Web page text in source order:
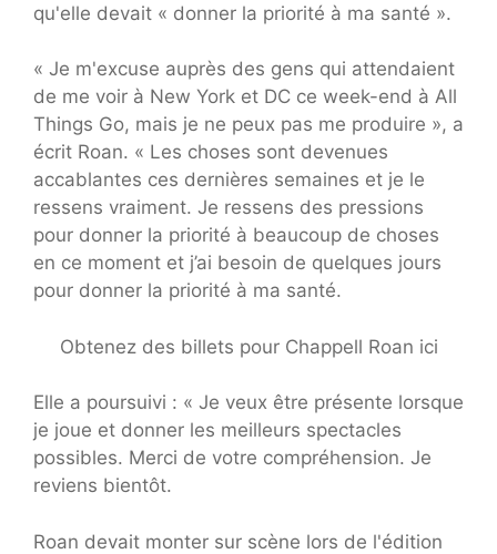
qu'elle devait « donner la priorité à ma santé ».
« Je m'excuse auprès des gens qui attendaient
de me voir à New York et DC ce week-end à All
Things Go, mais je ne peux pas me produire », a
écrit Roan. « Les choses sont devenues
accablantes ces dernières semaines et je le
ressens vraiment. Je ressens des pressions
pour donner la priorité à beaucoup de choses
en ce moment et j’ai besoin de quelques jours
pour donner la priorité à ma santé.
Obtenez des billets pour Chappell Roan ici
Elle a poursuivi : « Je veux être présente lorsque
je joue et donner les meilleurs spectacles
possibles. Merci de votre compréhension. Je
reviens bientôt.
Roan devait monter sur scène lors de l'édition